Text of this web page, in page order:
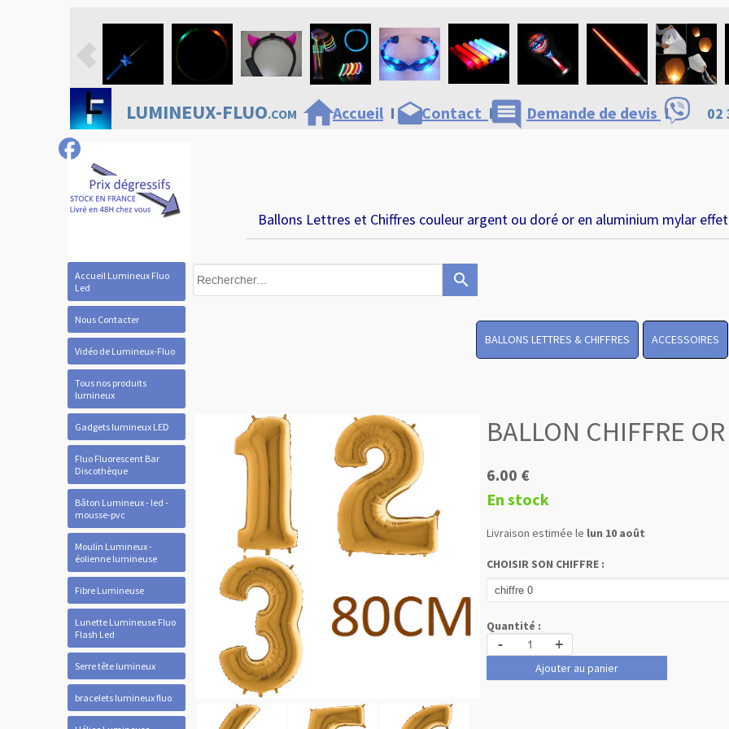
Accueil Lumineux Fluo
Led
Nous Contacter
Vidéo de Lumineux-Fluo
Tous nos produits
lumineux
Gadgets lumineux LED
Fluo Fluorescent Bar
Discothèque
Bâton Lumineux - led -
mousse-pvc
Moulin Lumineux -
éolienne lumineuse
Fibre Lumineuse
Lunette Lumineuse Fluo
Flash Led
Serre tête lumineux
bracelets lumineux fluo
LUMINEUX-FLUO.COM Accueil IContact I Demande de devis I 02
drafts comment
home
Ballons Lettres et Chiffres couleur argent ou doré or en aluminium mylar
search
BALLONS LETTRES & CHIFFRES ACCESSOIRES
BALLON CHIFFRE
6.00 €
En stock
Livraison estimée le lun 10 août
CHOISIR SON CHIFFRE :
Quantité :
- +
Ajouter au panier